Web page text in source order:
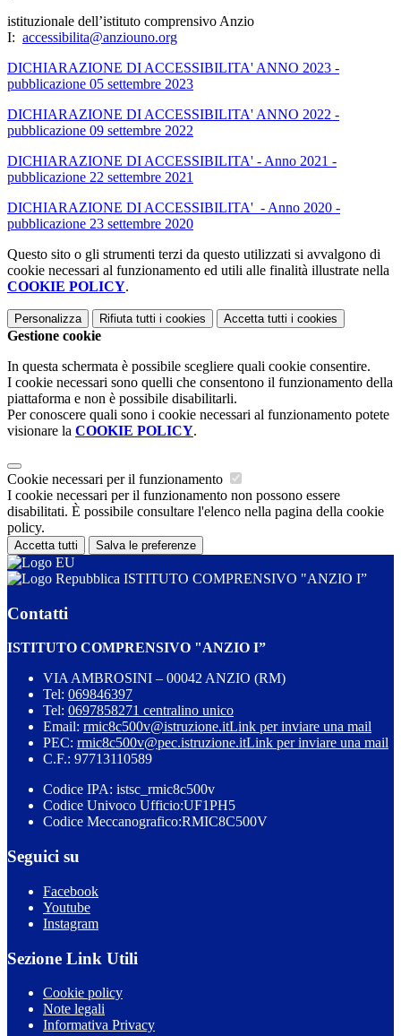
istituzionale dell’istituto comprensivo Anzio
I: accessibilita@anziouno.org
DICHIARAZIONE DI ACCESSIBILITA' ANNO 2023 -
pubblicazione 05 settembre 2023
DICHIARAZIONE DI ACCESSIBILITA' ANNO 2022 -
pubblicazione 09 settembre 2022
DICHIARAZIONE DI ACCESSIBILITA' - Anno 2021 -
pubblicazione 22 settembre 2021
DICHIARAZIONE DI ACCESSIBILITA' - Anno 2020 -
pubblicazione 23 settembre 2020
Questo sito o gli strumenti terzi da questo utilizzati si avvalgono di
cookie necessari al funzionamento ed utili alle finalità illustrate nella
COOKIE POLICY.
Personalizza Rifiuta tutti i cookies Accetta tutti i cookies
Gestione cookie
In questa schermata è possibile scegliere quali cookie consentire.
I cookie necessari sono quelli che consentono il funzionamento della
piattaforma e non è possibile disabilitarli.
Per conoscere quali sono i cookie necessari al funzionamento potete
visionare la COOKIE POLICY.
Cookie necessari per il funzionamento
I cookie necessari per il funzionamento non possono essere
disabilitati. È possibile consultare l'elenco nella pagina della cookie
policy.
Accetta tutti Salva le preferenze
ISTITUTO COMPRENSIVO "ANZIO I”
Contatti
ISTITUTO COMPRENSIVO "ANZIO I”
VIA AMBROSINI – 00042 ANZIO (RM)
Tel: 069846397
Tel: 0697858271 centralino unico
Email: rmic8c500v@istruzione.itLink per inviare una mail
PEC: rmic8c500v@pec.istruzione.itLink per inviare una mail
C.F.: 97713110589
Codice IPA: istsc_rmic8c500v
Codice Univoco Ufficio:UF1PH5
Codice Meccanografico:RMIC8C500V
Seguici su
Facebook
Youtube
Instagram
Sezione Link Utili
Cookie policy
Note legali
Informativa Privacy